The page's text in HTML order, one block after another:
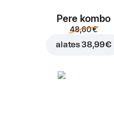
Pere kombo
48,60 €
alates38,99 €